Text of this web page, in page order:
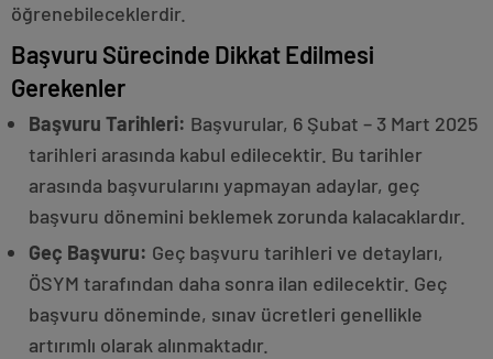
öğrenebileceklerdir.
Başvuru Sürecinde Dikkat Edilmesi
Gerekenler
Başvuru Tarihleri: Başvurular, 6 Şubat – 3 Mart 2025
tarihleri arasında kabul edilecektir. Bu tarihler
arasında başvurularını yapmayan adaylar, geç
başvuru dönemini beklemek zorunda kalacaklardır.
Geç Başvuru: Geç başvuru tarihleri ve detayları,
ÖSYM tarafından daha sonra ilan edilecektir. Geç
başvuru döneminde, sınav ücretleri genellikle
artırımlı olarak alınmaktadır.